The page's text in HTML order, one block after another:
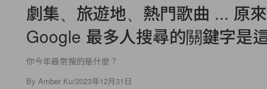
劇集、旅遊地、熱門歌曲 ... 原
Google 最多人搜尋的關鍵字是
你今年最常搜的是什麼？
By Amber Ku/2023年12月31日